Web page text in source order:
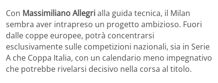
Con Massimiliano Allegrialla guida tecnica, il Milan
sembra aver intrapreso un progetto ambizioso. Fuori
dalle coppe europee, potrà concentrarsi
esclusivamente sulle competizioni nazionali, sia in Serie
A che Coppa Italia, con un calendario meno impegnativo
che potrebbe rivelarsi decisivo nella corsa al titolo.